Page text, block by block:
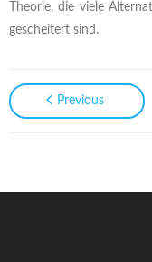
Theorie, die viele
gescheitert sind.
Previous